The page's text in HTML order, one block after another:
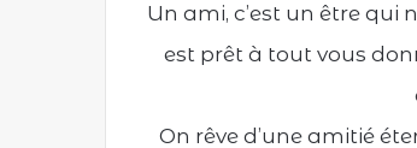
Un ami, c’est un être qui
est prêt à tout vous
On rêve d’une amitié